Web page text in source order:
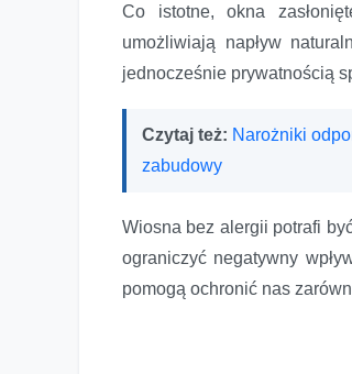
Co istotne, okna
umożliwiają napływ
jednocześnie prywatnością
Czytaj też: Narożniki
zabudowy
Wiosna bez alergii potrafi
ograniczyć negatywny
pomogą ochronić nas